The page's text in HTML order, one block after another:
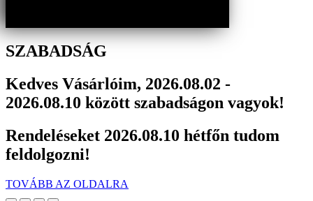
SZABADSÁG
Kedves Vásárlóim, 2026.08.02 -
2026.08.10 között szabadságon vagyok!
Rendeléseket 2026.08.10 hétfőn tudom
feldolgozni!
TOVÁBB AZ OLDALRA